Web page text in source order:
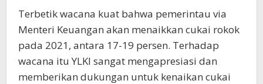
Terbetik wacana kuat bahwa pemerintau via
Menteri Keuangan akan menaikkan cukai rokok
pada 2021, antara 17-19 persen. Terhadap
wacana itu YLKI sangat mengapresiasi dan
memberikan dukungan untuk kenaikan cukai